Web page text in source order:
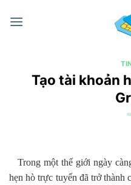
đến
Tạo tài khoản
Trong một thế giới ngày
hẹn hò trực tuyến đã trở thành